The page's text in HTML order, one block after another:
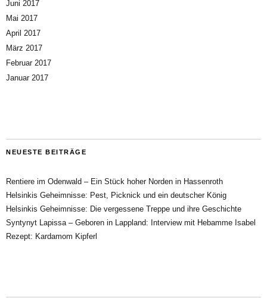
Juni 2017
Mai 2017
April 2017
März 2017
Februar 2017
Januar 2017
NEUESTE BEITRÄGE
Rentiere im Odenwald – Ein Stück hoher Norden in Hassenroth
Helsinkis Geheimnisse: Pest, Picknick und ein deutscher König
Helsinkis Geheimnisse: Die vergessene Treppe und ihre Geschichte
Syntynyt Lapissa – Geboren in Lappland: Interview mit Hebamme Isabel
Rezept: Kardamom Kipferl